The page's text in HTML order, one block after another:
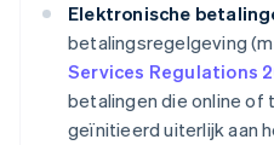
Elektronische
betalingsregelgeving
Services Regulations
betalingen die online of
geïnitieerd uiterlijk aan